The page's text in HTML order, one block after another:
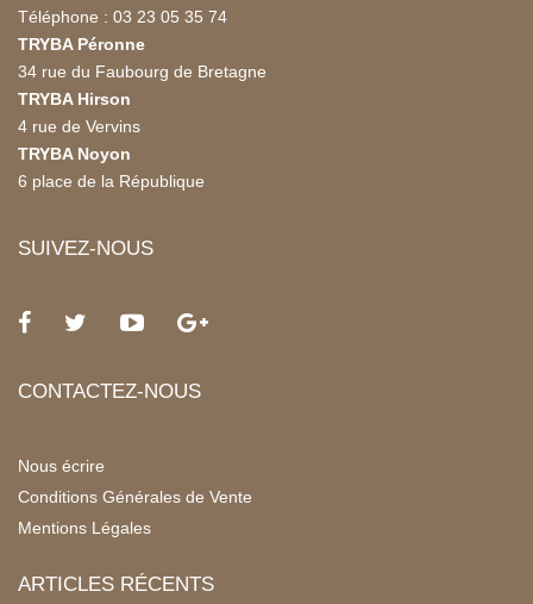
Téléphone : 03 23 05 35 74
TRYBA Péronne
34 rue du Faubourg de Bretagne
TRYBA Hirson
4 rue de Vervins
TRYBA Noyon
6 place de la République
SUIVEZ-NOUS
CONTACTEZ-NOUS
Nous écrire
Conditions Générales de Vente
Mentions Légales
ARTICLES RÉCENTS